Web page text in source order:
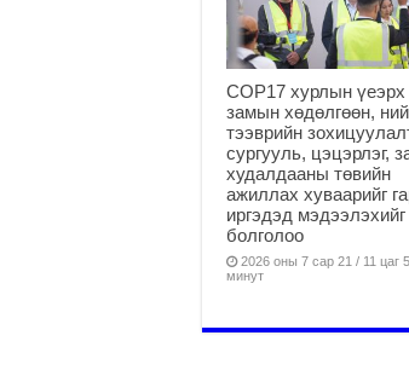
COP17 хурлын үеэрх
замын хөдөлгөөн,
тээврийн
сургууль, цэцэрлэг,
худалдааны төвийн
ажиллах хуваарийг
иргэдэд мэдээлэхийг
болголоо
2026 оны 7 сар 21 / 11 цаг
минут